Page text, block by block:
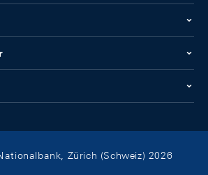
Zürich (Schweiz) 2026